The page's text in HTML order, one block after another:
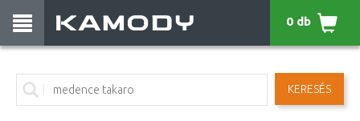
KERESÉS
0 db